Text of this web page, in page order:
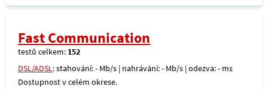
Fast Communication
testů celkem: 152
DSL/ADSL: stahování: - Mb/s | nahrávání: - Mb/s | odezva: - ms
Dostupnost v celém okrese.